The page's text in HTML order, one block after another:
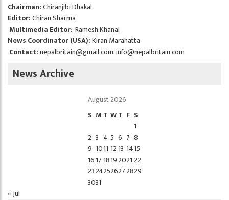
Chairman:Chiranjibi Dhakal
Editor:Chiran Sharma
Multimedia Editor: Ramesh Khanal
News Coordinator (USA):Kiran Marahatta
Contact:nepalbritain@gmail.com,info@nepalbritain.com
News Archive
August 2026
S M T WT F S
1
2 3 4 5 6 7 8
9 1011 12 13 1415
1617 1819202122
23242526272829
3031
« Jul